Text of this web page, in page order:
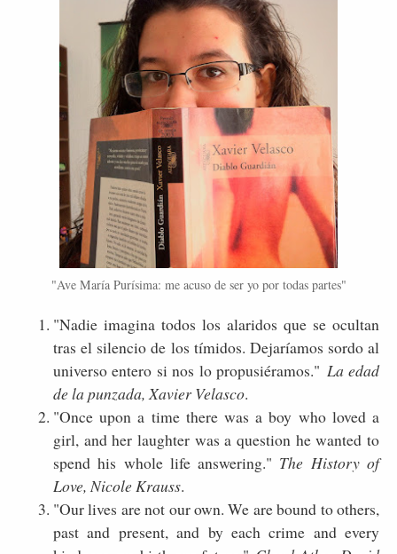
"Ave María Purísima: me acuso de ser yo por todas partes"
"Nadie imagina todos los alaridos que se ocultan
tras el silencio de los tímidos. Dejaríamos sordo al
universo entero si nos lo propusiéramos." La edad
de la punzada, Xavier Velasco.
"Once upon a time there was a boy who loved a
girl, and her laughter was a question he wanted to
spend his whole life answering." The History of
Love, Nicole Krauss.
"Our lives are not our own. We are bound to others,
past and present, and by each crime and every